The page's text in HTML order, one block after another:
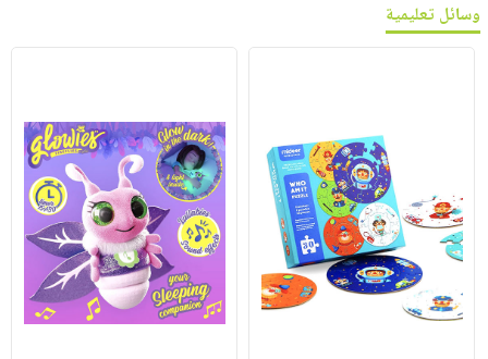
وسائل تعليمية